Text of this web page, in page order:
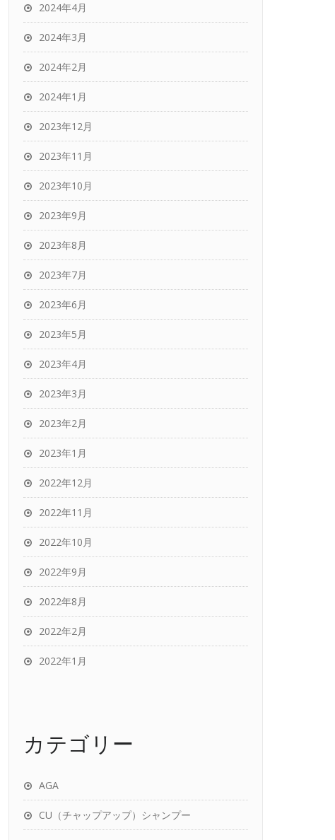
2024年4月
2024年3月
2024年2月
2024年1月
2023年12月
2023年11月
2023年10月
2023年9月
2023年8月
2023年7月
2023年6月
2023年5月
2023年4月
2023年3月
2023年2月
2023年1月
2022年12月
2022年11月
2022年10月
2022年9月
2022年8月
2022年2月
2022年1月
カテゴリー
AGA
CU（チャップアップ）シャンプー